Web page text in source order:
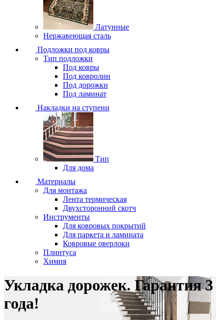
Латунные
Нержавеющая сталь
Подложки под ковры
Тип подложки
Под ковры
Под ковролин
Под дорожки
Под ламинат
Накладки на ступени
Тип
Для дома
Материалы
Для монтажа
Лента термическая
Двухсторонний скотч
Инструменты
Для ковровых покрытий
Для паркета и ламината
Ковровые оверлоки
Плинтуса
Химия
Укладка дорожек. Гарантия 3
года!